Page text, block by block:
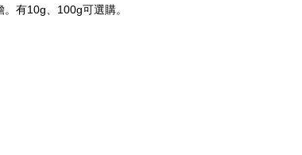
有10g、100g可選購。